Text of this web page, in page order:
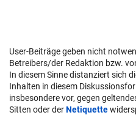
User-Beiträge geben nicht
Betreibers/der Redaktion bzw.
In diesem Sinne distanziert sich
Inhalten in diesem
insbesondere vor, gegen
Sitten oder derNetiquette